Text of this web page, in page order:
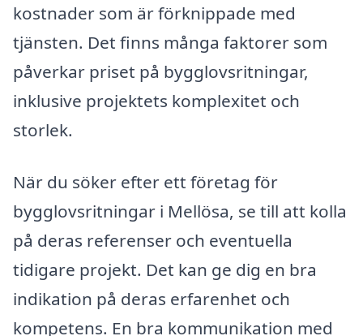
kostnader som är förknippade med
tjänsten. Det finns många faktorer som
påverkar priset på bygglovsritningar,
inklusive projektets komplexitet och
storlek.
När du söker efter ett företag för
bygglovsritningar i Mellösa, se till att kolla
på deras referenser och eventuella
tidigare projekt. Det kan ge dig en bra
indikation på deras erfarenhet och
kompetens. En bra kommunikation med